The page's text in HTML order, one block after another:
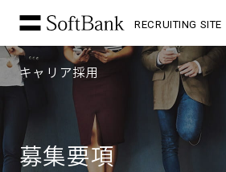
RECRUITING SITE
キャリア採用
募集要項